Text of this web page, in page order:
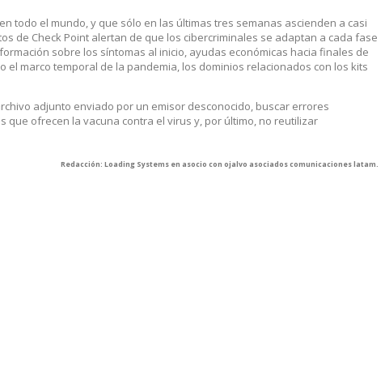
todo el mundo, y que sólo en las últimas tres semanas ascienden a casi
de Check Point alertan de que los cibercriminales se adaptan a cada fase
sobre los síntomas al inicio, ayudas económicas hacia finales de
marco temporal de la pandemia, los dominios relacionados con los kits
adjunto enviado por un emisor desconocido, buscar errores
ofrecen la vacuna contra el virus y, por último, no reutilizar
Redacción: Loading Systems en asocio con ojalvo asociados comunicaciones latam.